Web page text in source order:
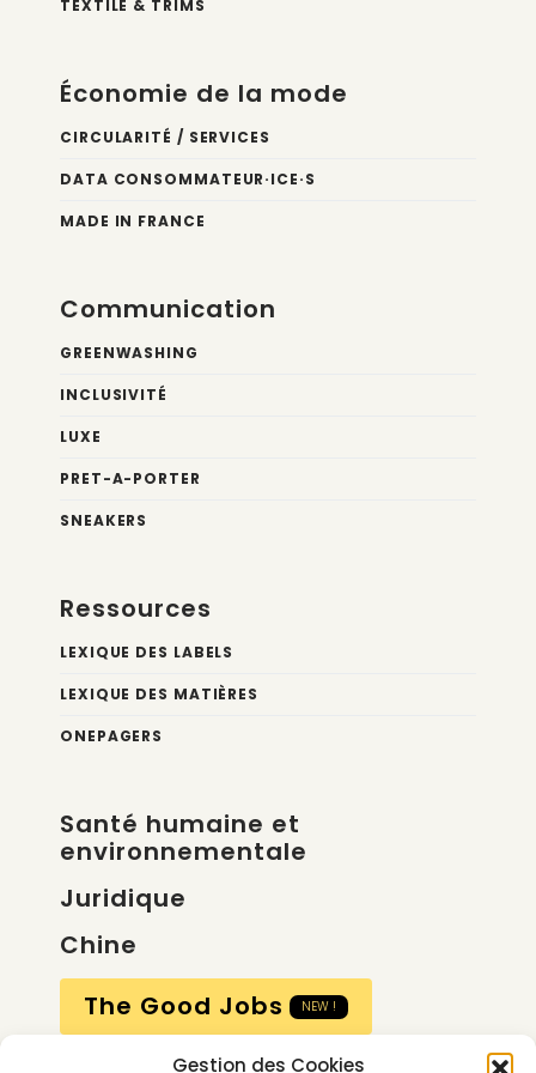
Gestion des Cookies
TEXTILE & TRIMS
Économie de la mode
CIRCULARITÉ / SERVICES
DATA CONSOMMATEUR·ICE·S
MADE IN FRANCE
Communication
GREENWASHING
INCLUSIVITÉ
LUXE
PRET-A-PORTER
SNEAKERS
Ressources
LEXIQUE DES LABELS
LEXIQUE DES MATIÈRES
ONEPAGERS
Santé humaine et
environnementale
Juridique
Chine
The Good Jobs
NEW !